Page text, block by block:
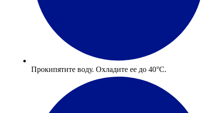
Прокипятите воду. Охладите ее до 40°С.